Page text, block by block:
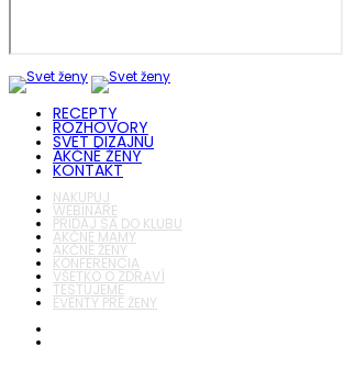
RECEPTY
ROZHOVORY
SVET DIZAJNU
AKČNÉ ŽENY
KONTAKT
NAKUPUJ
WEBINÁRE
PRIDAJ SA DO KLUBU
AKČNÉ MAMY
AKČNÉ ŽENY
KONFERENCIA
VŠETKO O ZDRAVÍ
TESTUJEME
EVENTY PRE ŽENY